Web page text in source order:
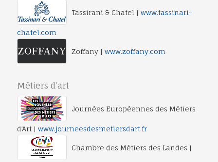
Tassirani & Chatel | www.tassinari-
chatel.com
Zoffany | www.zoffany.com
Métiers d’art
Journées Européennes des Métiers
d’Art | www.journeesdesmetiersdart.fr
Chambre des Métiers des Landes |